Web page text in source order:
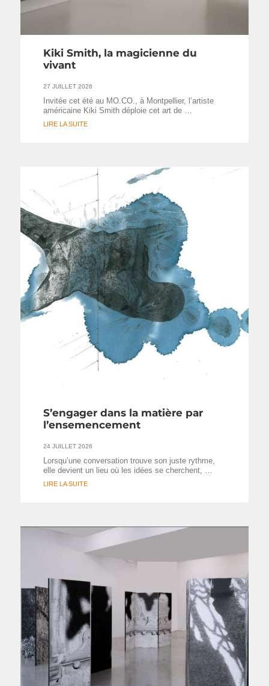
Kiki Smith, la magicienne du
vivant
27 JUILLET 2026
Invitée cet été au MO.CO., à Montpellier, l’artiste
américaine Kiki Smith déploie cet art de …
LIRE LA SUITE
S’engager dans la matière par
l’ensemencement
24 JUILLET 2026
Lorsqu’une conversation trouve son juste rythme,
elle devient un lieu où les idées se cherchent, …
LIRE LA SUITE